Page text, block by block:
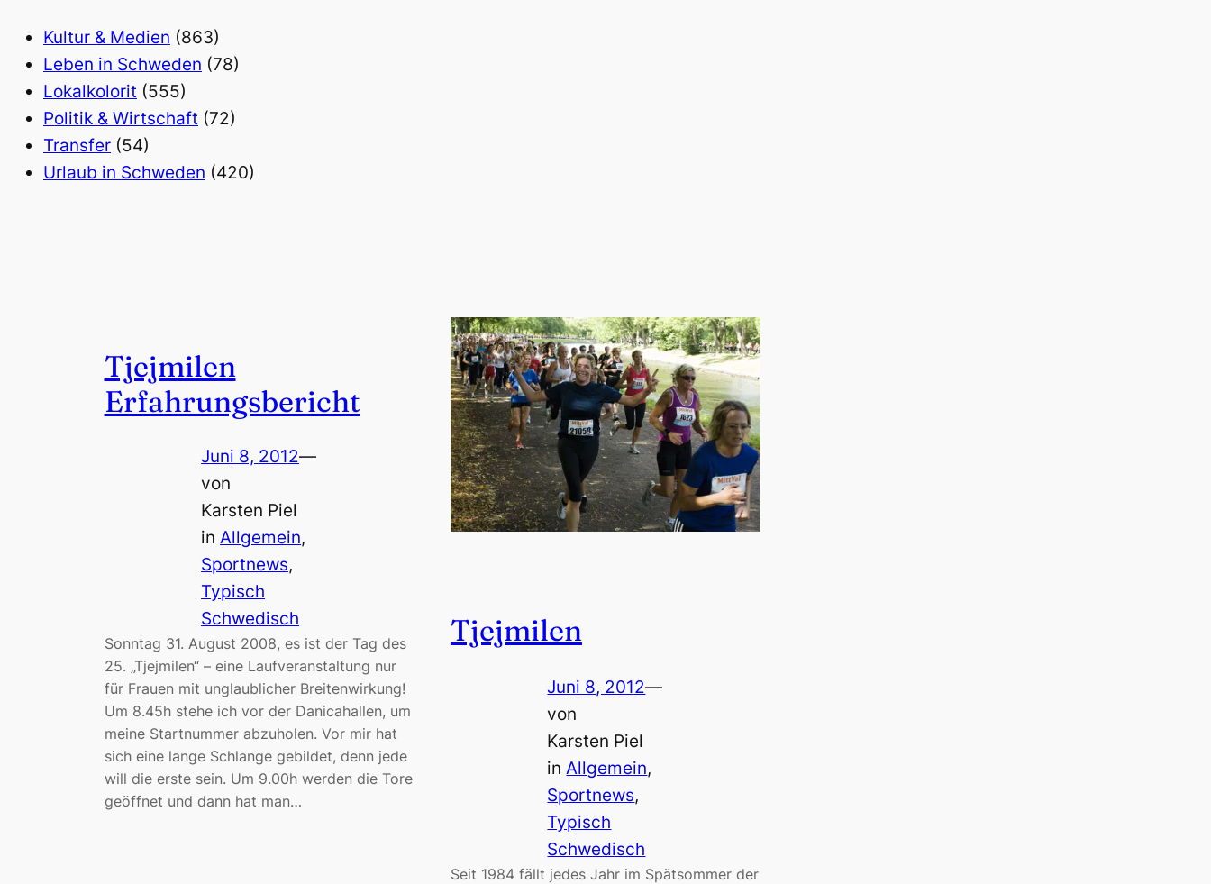
Kultur & Medien (863)
Leben in Schweden (78)
Lokalkolorit (555)
Politik & Wirtschaft (72)
Transfer (54)
Urlaub in Schweden (420)
Tjejmilen
Erfahrungsbericht
Juni 8, 2012—
von
Karsten Piel
inAllgemein
Sportnews
Typisch
Schwedisch
Sonntag 31. August 2008, es ist der Tag des
25. „Tjejmilen“ – eine Laufveranstaltung nur
für Frauen mit unglaublicher Breitenwirkung!
Um 8.45h stehe ich vor der Danicahallen, um
meine Startnummer abzuholen. Vor mir hat
sich eine lange Schlange gebildet, denn jede
will die erste sein. Um 9.00h werden die Tore
geöffnet und dann hat man…
Tjejmilen
Juni 8, 2012—
von
Karsten Piel
in Allgemein
Sportnews
Typisch
Schwedisch
Seit 1984 fällt jedes Jahr im Spätsommer der